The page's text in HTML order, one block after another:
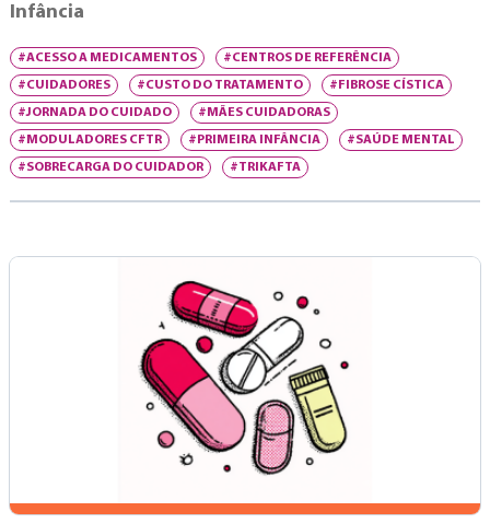
Infância
#ACESSO A MEDICAMENTOS #CENTROS DE REFERÊNCIA
#CUIDADORES #CUSTO DO TRATAMENTO #FIBROSE CÍSTICA
#JORNADA DO CUIDADO #MÃES CUIDADORAS
#MODULADORES CFTR #PRIMEIRA INFÂNCIA #SAÚDE MENTAL
#SOBRECARGA DO CUIDADOR #TRIKAFTA